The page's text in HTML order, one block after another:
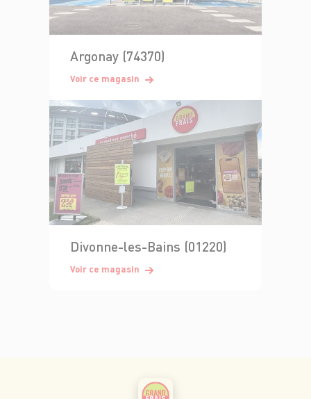
Argonay (74370)
Voir ce magasin
Divonne-les-Bains (01220)
Voir ce magasin